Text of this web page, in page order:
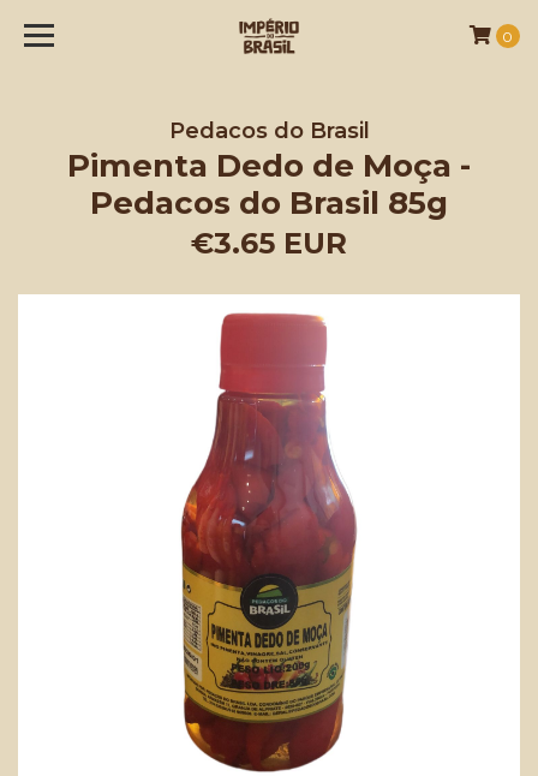
0
Pedacos do Brasil
Pimenta Dedo de Moça -
Pedacos do Brasil 85g
€3.65 EUR